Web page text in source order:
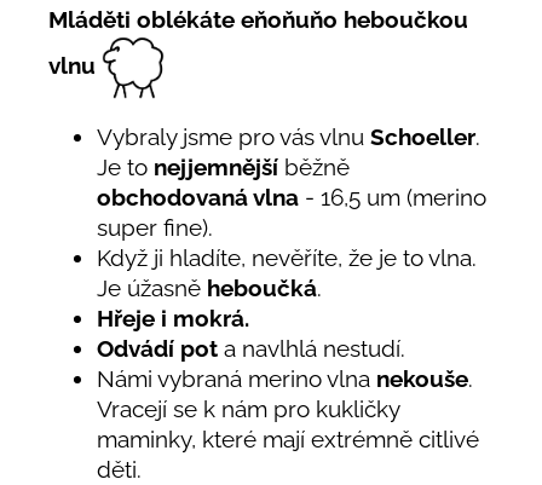
Mláděti oblékáte eňoňuňo heboučkou
vlnu
Vybraly jsme pro vás vlnu Schoeller.
Je to nejjemnější běžně
obchodovaná vlna - 16,5 um (merino
super fine).
Když ji hladíte, nevěříte, že je to vlna.
Je úžasně heboučká.
Hřeje i mokrá.
Odvádí pot a navlhlá nestudí.
Námi vybraná merino vlna nekouše.
Vracejí se k nám pro kukličky
maminky, které mají extrémně citlivé
děti.